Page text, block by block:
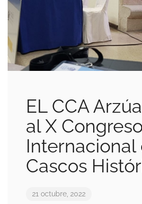
EL CCA
al X Congreso
Internacional
Cascos
21 octubre, 2022